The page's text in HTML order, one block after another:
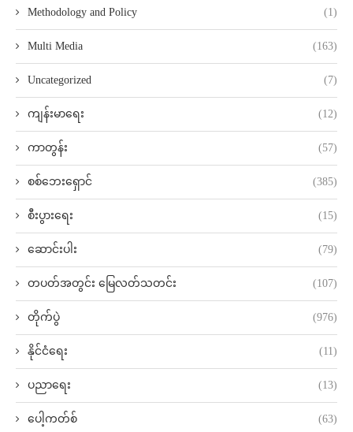
Methodology and Policy (1)
Multi Media (163)
Uncategorized (7)
ကျန်းမာရေး (12)
ကာတွန်း (57)
စစ်ဘေးရှောင် (385)
စီးပွားရေး (15)
ဆောင်းပါး (79)
တပတ်အတွင်း မြေလတ်သတင်း (107)
တိုက်ပွဲ (976)
နိုင်ငံရေး (11)
ပညာရေး (13)
ပေါ့ကတ်စ် (63)